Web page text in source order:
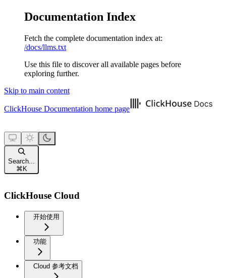
Documentation Index
Fetch the complete documentation index at:
/docs/llms.txt
Use this file to discover all available pages before
exploring further.
Skip to main content
ClickHouse Documentation home page
Search...
⌘ K
ClickHouse Cloud
开始使用
功能
Cloud 参考文档